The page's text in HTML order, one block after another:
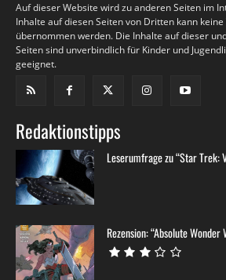
Auf dieser Website wird zu anderen Seiten im
Inhalte auf diesen Seiten von Dritten kann
übernommen werden. Die Inhalte auf dieser
Seiten sind unverbindlich für Kinder und
geeignet.
Redaktionstipps
Leserumfrage zu “Star Trek:
Rezension: “Absolute Wonder